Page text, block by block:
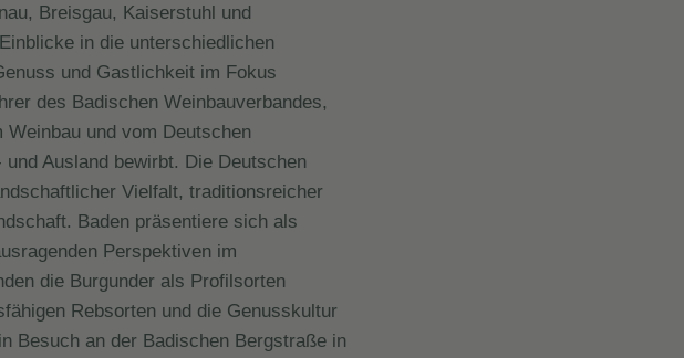
Breisgau, Kaiserstuhl und
in die unterschiedlichen
und Gastlichkeit im Fokus
des Badischen Weinbauverbandes,
und vom Deutschen
Ausland bewirbt. Die Deutschen
Vielfalt, traditionsreicher
Baden präsentiere sich als
Perspektiven im
die Burgunder als Profilsorten
Rebsorten und die Genusskultur
Besuch an der Badischen Bergstraße in